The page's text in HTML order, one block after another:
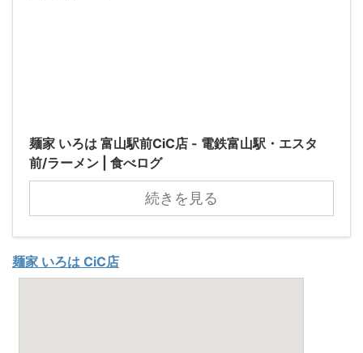
麺家 いろは 富山駅前CiC店 - 電鉄富山駅・エスタ
前/ラーメン | 食べログ
続きを見る
麺家 いろは CiC店